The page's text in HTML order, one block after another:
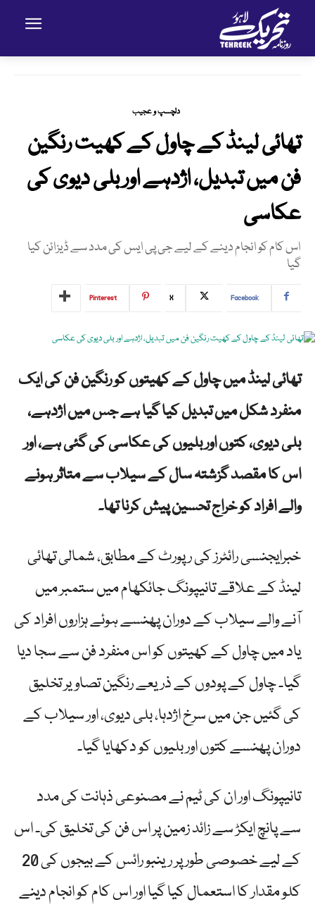
دلچسپ و عجیب
تھائی لینڈ کے چاول کے کھیت رنگین
فن میں تبدیل، اژدہے اور بلی دیوی کی
عکاسی
اس کام کو انجام دینے کے لیے جی پی ایس کی مدد سے ڈیزائن کیا
گیا
Facebook
X
Pinterest
تھائی لینڈ میں چاول کے کھیتوں کو رنگین فن کی ایک
منفرد شکل میں تبدیل کیا گیا ہے جس میں اژدہے،
بلی دیوی، کتوں اور بلیوں کی عکاسی کی گئی ہے، اور
اس کا مقصد گزشتہ سال کے سیلاب سے متاثر ہونے
والے افراد کو خراج تحسین پیش کرنا تھا۔
خبرایجنسی رائٹرز کی رپورٹ کے مطابق، شمالی تھائی
لینڈ کے علاقے تانیپونگ جائکھام میں ستمبر میں
آنے والے سیلاب کے دوران پھنسے ہوئے ہزاروں افراد کی
یاد میں چاول کے کھیتوں کو اس منفرد فن سے سجا دیا
گیا۔ چاول کے پودوں کے ذریعے رنگین تصاویر تخلیق
کی گئیں جن میں سرخ اژدہا، بلی دیوی، اور سیلاب کے
دوران پھنسے کتوں اور بلیوں کو دکھایا گیا۔
تانیپونگ اور ان کی ٹیم نے مصنوعی ذہانت کی مدد
سے پانچ ایکڑ سے زائد زمین پر اس فن کی تخلیق کی۔ اس
کے لیے خصوصی طور پر رینبو رائس کے بیجوں کی 20
کلو مقدار کا استعمال کیا گیا اور اس کام کو انجام دینے